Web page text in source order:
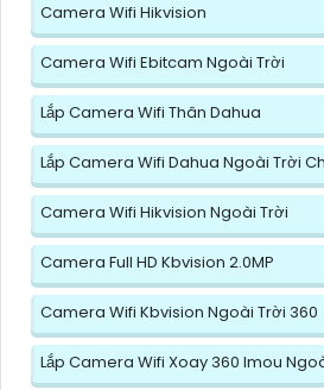
Camera Wifi Hikvision
Camera Wifi Ebitcam Ngoài Trời
Lắp Camera Wifi Thân Dahua
Lắp Camera Wifi Dahua Ngoài Trời
Camera Wifi Hikvision Ngoài Trời
Camera Full HD Kbvision 2.0MP
Camera Wifi Kbvision Ngoài Trời 360
Lắp Camera Wifi Xoay 360 Imou